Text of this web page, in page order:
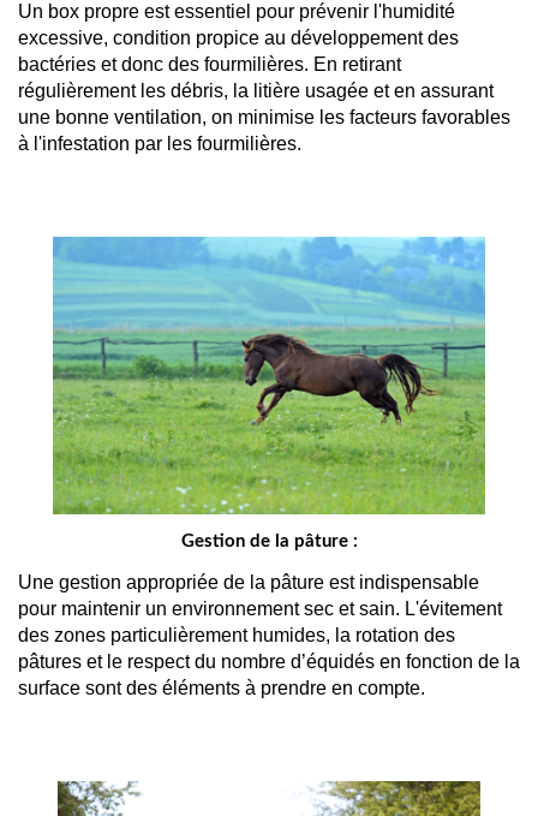
Un box propre est essentiel pour prévenir l'humidité
excessive, condition propice au développement des
bactéries et donc des fourmilières. En retirant
régulièrement les débris, la litière usagée et en assurant
une bonne ventilation, on minimise les facteurs favorables
à l'infestation par les fourmilières.
Gestion de la pâture :
Une gestion appropriée de la pâture est indispensable
pour maintenir un environnement sec et sain. L'évitement
des zones particulièrement humides, la rotation des
pâtures et le respect du nombre d’équidés en fonction de la
surface sont des éléments à prendre en compte.